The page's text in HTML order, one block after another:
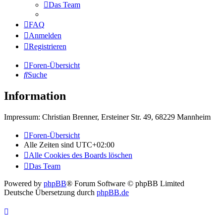
Das Team
FAQ
Anmelden
Registrieren
Foren-Übersicht
Suche
Information
Impressum: Christian Brenner, Ersteiner Str. 49, 68229 Mannheim
Foren-Übersicht
Alle Zeiten sind UTC+02:00
Alle Cookies des Boards löschen
Das Team
Powered by phpBB® Forum Software © phpBB Limited
Deutsche Übersetzung durch phpBB.de